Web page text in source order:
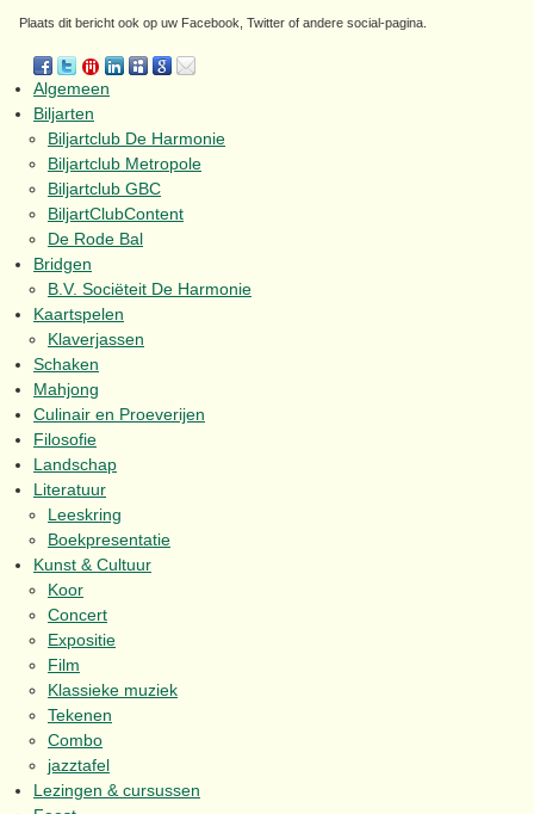
Plaats dit bericht ook op uw Facebook, Twitter of andere social-pagina.
Algemeen
Biljarten
Biljartclub De Harmonie
Biljartclub Metropole
Biljartclub GBC
BiljartClubContent
De Rode Bal
Bridgen
B.V. Sociëteit De Harmonie
Kaartspelen
Klaverjassen
Schaken
Mahjong
Culinair en Proeverijen
Filosofie
Landschap
Literatuur
Leeskring
Boekpresentatie
Kunst & Cultuur
Koor
Concert
Expositie
Film
Klassieke muziek
Tekenen
Combo
jazztafel
Lezingen & cursussen